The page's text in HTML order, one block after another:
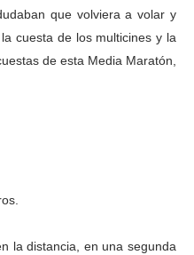
que volviera a volar y
cuesta de los multicines y la
de esta Media Maratón,
la distancia, en una segunda